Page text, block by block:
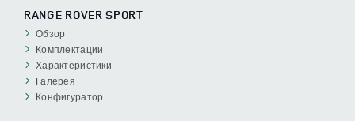
RANGE ROVER SPORT
Обзор
Комплектации
Характеристики
Галерея
Конфигуратор